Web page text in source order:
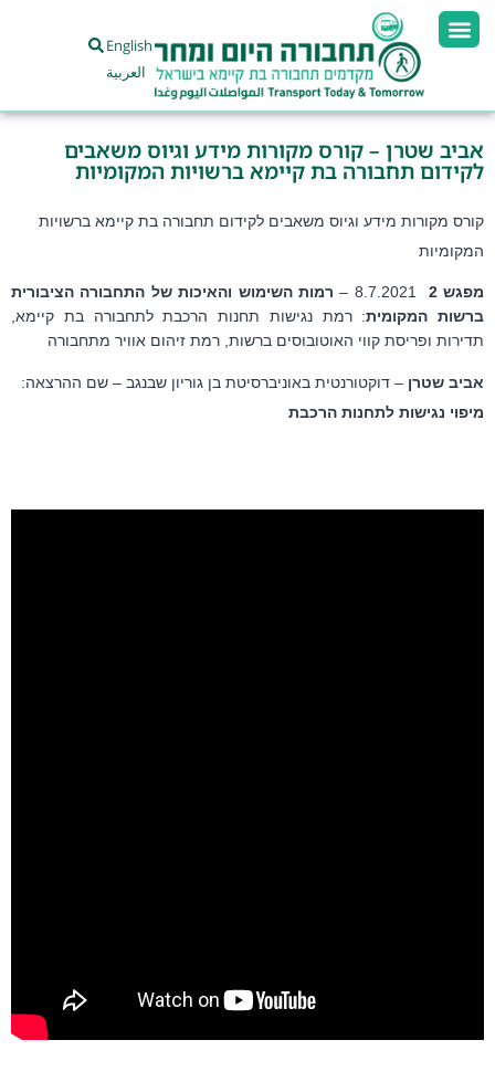
English
العربية
אביב שטרן – קורס מקורות מידע וגיוס משאבים
לקידום תחבורה בת קיימא ברשויות המקומיות
קורס מקורות מידע וגיוס משאבים לקידום תחבורה בת קיימא ברשויות
המקומיות
מפגש 2 8.7.2021 –
ברשות המקומית
תדירות ופריסת קווי האוטובוסים ברשות, רמת זיהום אוויר מתחבורה
אביב שטרן – דוקטורנטית באוניברסיטת בן גוריון שבנגב – שם ההרצאה:
מיפוי נגישות לתחנות הרכבת